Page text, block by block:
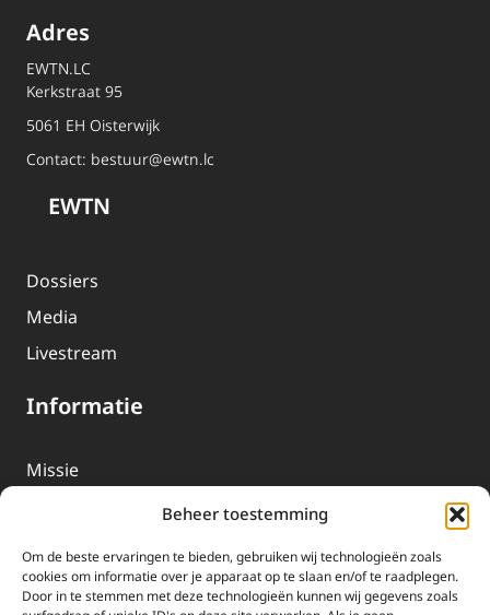
Beheer toestemming
Om de beste ervaringen te bieden, gebruiken wij technologieën zoals
cookies om informatie over je apparaat op te slaan en/of te raadplegen.
Door in te stemmen met deze technologieën kunnen wij gegevens zoals
Adres
EWTN.LC
Kerkstraat 95
5061 EH Oisterwijk
Contact: bestuur@ewtn.lc
EWTN
Dossiers
Media
Livestream
Informatie
Missie
EWTN-Team